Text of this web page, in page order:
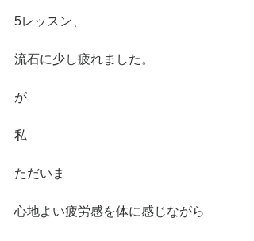
5レッスン、
流石に少し疲れました。
が
私
ただいま
心地よい疲労感を体に感じながら